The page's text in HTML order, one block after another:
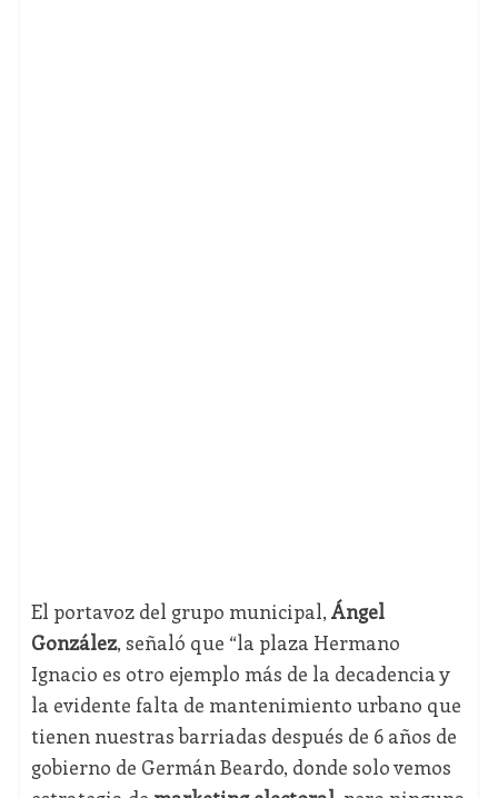
El portavoz del grupo municipal, Ángel
González, señaló que “la plaza Hermano
Ignacio es otro ejemplo más de la decadencia y
la evidente falta de mantenimiento urbano que
tienen nuestras barriadas después de 6 años de
gobierno de Germán Beardo, donde solo vemos